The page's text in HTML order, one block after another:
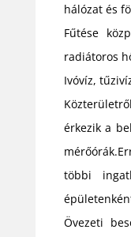
hálózat és
Fűtése
radiátoros
Ivóvíz,
érkezik a
többi
Övezeti